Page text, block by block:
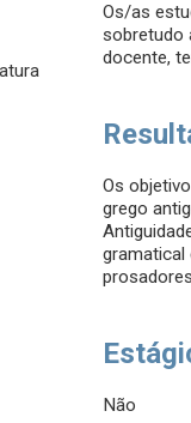
Os/as
sobretudo
docente,
Os
grego
gramatical
Não